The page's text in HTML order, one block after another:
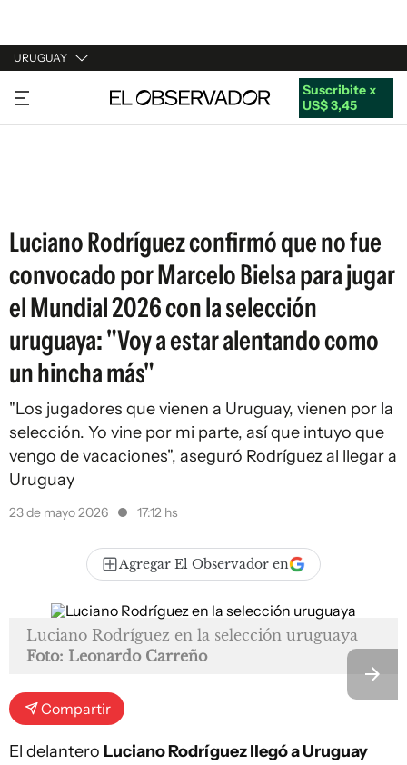
URUGUAY
URUGUAY
ARGENTINA
Suscribite x
US$ 3,45
Luciano Rodríguez confirmó que no fue
convocado por Marcelo Bielsa para jugar
el Mundial 2026 con la selección
uruguaya: "Voy a estar alentando como
un hincha más"
"Los jugadores que vienen a Uruguay, vienen por la
selección. Yo vine por mi parte, así que intuyo que
vengo de vacaciones", aseguró Rodríguez al llegar a
Uruguay
23 de mayo 2026 17:12 hs
Agregar El Observador en
Luciano Rodríguez en la selección uruguaya
Foto: Leonardo Carreño
Compartir
El delantero Luciano Rodríguez llegó a Uruguay